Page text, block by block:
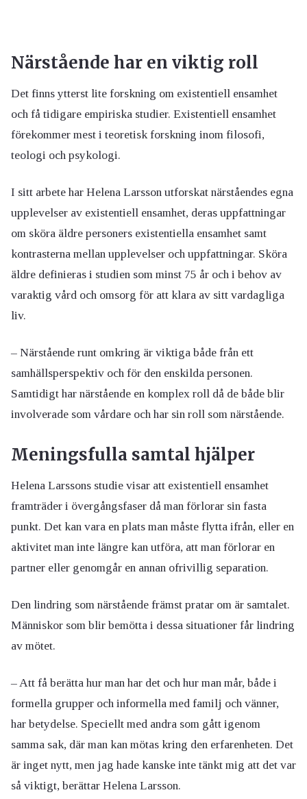
Närstående har en viktig roll
Det finns ytterst lite forskning om existentiell ensamhet
och få tidigare empiriska studier. Existentiell ensamhet
förekommer mest i teoretisk forskning inom filosofi,
teologi och psykologi.
I sitt arbete har Helena Larsson utforskat närståendes egna
upplevelser av existentiell ensamhet, deras uppfattningar
om sköra äldre personers existentiella ensamhet samt
kontrasterna mellan upplevelser och uppfattningar. Sköra
äldre definieras i studien som minst 75 år och i behov av
varaktig vård och omsorg för att klara av sitt vardagliga
liv.
– Närstående runt omkring är viktiga både från ett
samhällsperspektiv och för den enskilda personen.
Samtidigt har närstående en komplex roll då de både blir
involverade som vårdare och har sin roll som närstående.
Meningsfulla samtal hjälper
Helena Larssons studie visar att existentiell ensamhet
framträder i övergångsfaser då man förlorar sin fasta
punkt. Det kan vara en plats man måste flytta ifrån, eller en
aktivitet man inte längre kan utföra, att man förlorar en
partner eller genomgår en annan ofrivillig separation.
Den lindring som närstående främst pratar om är samtalet.
Människor som blir bemötta i dessa situationer får lindring
av mötet.
– Att få berätta hur man har det och hur man mår, både i
formella grupper och informella med familj och vänner,
har betydelse. Speciellt med andra som gått igenom
samma sak, där man kan mötas kring den erfarenheten. Det
är inget nytt, men jag hade kanske inte tänkt mig att det var
så viktigt, berättar Helena Larsson.